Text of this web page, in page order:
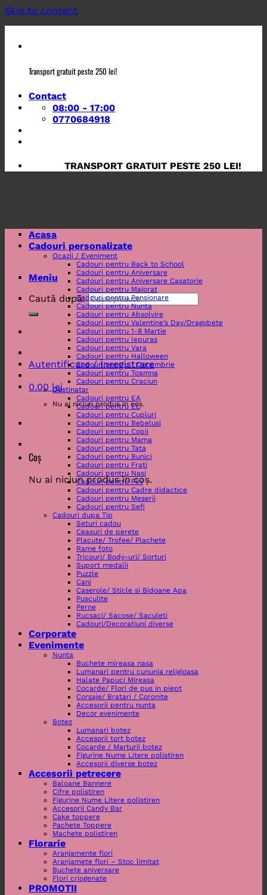
Skip to content
Transport gratuit peste 250 lei!
Contact
08:00 - 17:00
0770684918
TRANSPORT GRATUIT PESTE 250 LEI!
Meniu
Caută după:
Autentificare / Înregistrare
0.00 lei
Nu ai niciun produs în coș.
Coș
Nu ai niciun produs în coș.
Acasa
Cadouri personalizate
Ocazii / Eveniment
Cadouri pentru Back to School
Cadouri pentru Aniversare
Cadouri pentru Aniversare Casatorie
Cadouri pentru Majorat
Cadouri pentru Pensionare
Cadouri pentru Nunta
Cadouri pentru Absolvire
Cadouri pentru Valentine’s Day/Dragobete
Cadouri pentru 1-8 Martie
Cadouri pentru Iepuras
Cadouri pentru Vara
Cadouri pentru Halloween
Cadouri pentru 1 Decembrie
Cadouri pentru Toamna
Cadouri pentru Craciun
Destinatar
Cadouri pentru EA
Cadouri pentru EL
Cadouri pentru Cupluri
Cadouri pentru Bebelusi
Cadouri pentru Copii
Cadouri pentru Mama
Cadouri pentru Tata
Cadouri pentru Bunici
Cadouri pentru Frati
Cadouri pentru Nasi
Cadouri pentru Fini
Cadouri pentru Cadre didactice
Cadouri pentru Meserii
Cadouri pentru Sefi
Cadouri dupa Tip
Seturi cadou
Ceasuri de perete
Placute/ Trofee/ Plachete
Rame foto
Tricouri/ Body-uri/ Sorturi
Suport medalii
Puzzle
Cani
Caserole/ Sticle si Bidoane Apa
Pusculite
Perne
Rucsaci/ Sacose/ Saculeti
Cadouri/Decoratiuni diverse
Corporate
Evenimente
Nunta
Buchete mireasa nasa
Lumanari pentru cununia religioasa
Halate Papuci Mireasa
Cocarde/ Flori de pus in piept
Corsaje/ Bratari / Coronite
Accesorii pentru nunta
Decor evenimente
Botez
Lumanari botez
Accesorii tort botez
Cocarde / Marturii botez
Figurine Nume Litere polistiren
Accesorii diverse botez
Accesorii petrecere
Baloane Bannere
Cifre polistiren
Figurine Nume Litere polistiren
Accesorii Candy Bar
Cake toppere
Pachete Toppere
Machete polistiren
Florarie
Aranjamente flori
Aranjamete flori – Stoc limitat
Buchete aniversare
Flori criogenate
PROMOTII